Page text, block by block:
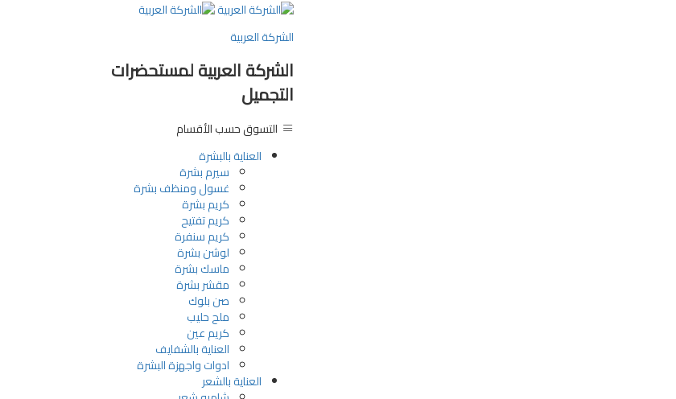
الشركة العربية
الشركة العربية لمستحضرات
التجميل
التسوق حسب الأقسام
العناية بالبشرة
سيرم بشرة
غسول ومنظف بشرة
كريم بشرة
كريم تفتيح
كريم سنفرة
لوشن بشرة
ماسك بشرة
مقشر بشرة
صن بلوك
ملح حليب
كريم عين
العناية بالشفايف
ادوات واجهزة البشرة
العناية بالشعر